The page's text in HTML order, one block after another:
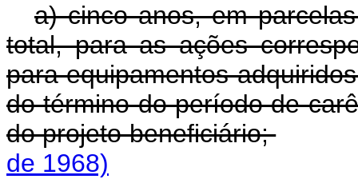
a) cinco anos, em
total, para as ações
para equipamentos
do término do período de
do projeto beneficiário;
de 1968)